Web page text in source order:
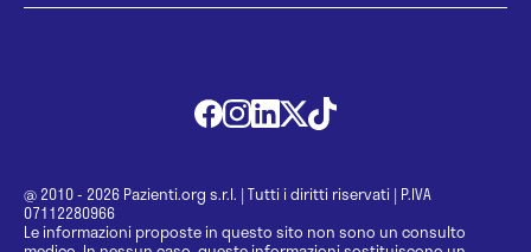
@ 2010 - 2026 Pazienti.org s.r.l. | Tutti i diritti riservati | P.IVA
07112280966
Le informazioni proposte in questo sito non sono un consulto